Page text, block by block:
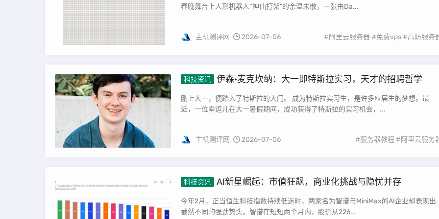
春晚舞台上人形机器人“神仙打架”的余温未散，一张由Da...
主机测评网 2026-07-06 #阿里云服务器 #免费vps #高防服务
科技资讯 伊森·麦克坎纳：大一即特斯拉实习，天才的招聘哲学
刚上大一，便踏入了特斯拉的大门。 成为特斯拉实习生，是许多应届生的梦想。最
近，一位幸运儿在大一暑假期间，成功获得了特斯拉的实习机会，...
主机测评网 2026-07-06 #服务器教程 #阿里云服务
科技资讯 AI新星崛起：市值狂飙，商业化挑战与隐忧并存
今年2月，正当恒生科技指数持续低迷时，两家名为智谱与MiniMax的AI企业却表现出
截然不同的强劲势头。智谱在短短两个月内，股价从226...